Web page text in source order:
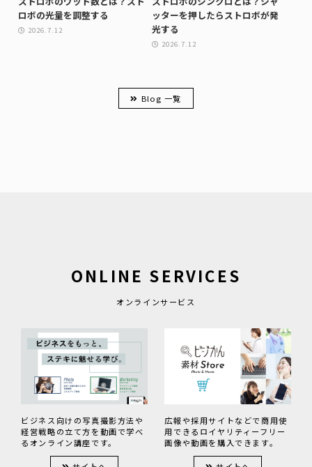
ロボの光量を調整する
2026.7.12
ッターを押したらストロボが発
光する
2026.7.12
Blog 一覧
ONLINE SERVICES
オンラインサービス
ビジネス向けの写真撮影方法や
経営戦略の立て方を動画で学べ
るオンライン講座です。
広報や採用サイトなどで商用使
用できるロイヤリティーフリー
画像や動画を購入できます。